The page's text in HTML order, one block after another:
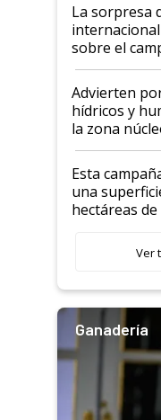
La sorpresa
sobre el
"Estoy muy
Advierten
hídricos y
la zona
Esta
una
hectáreas de
variedades
salto
Ver
Ganadería